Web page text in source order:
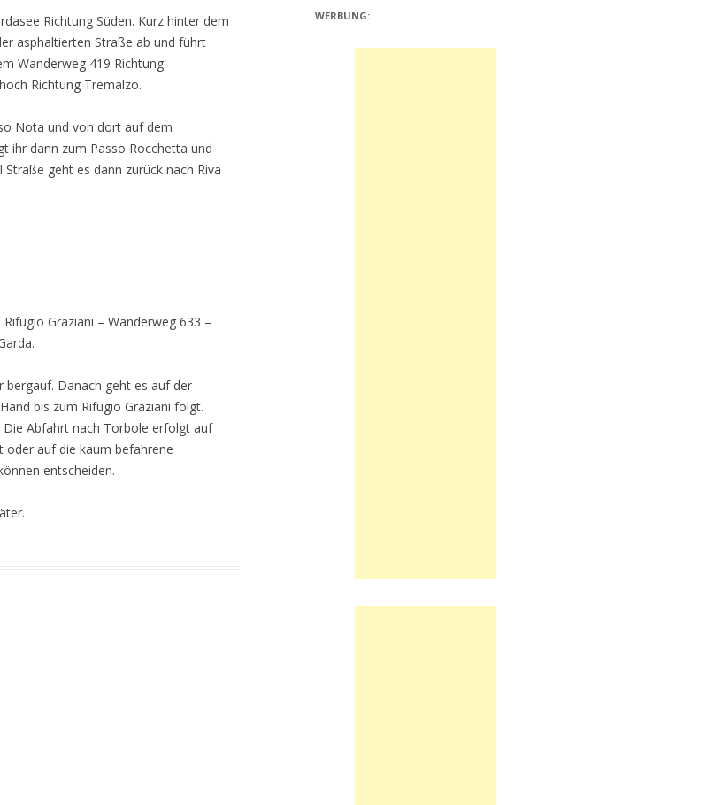
Richtung Süden. Kurz hinter dem
asphaltierten Straße ab und führt
Wanderweg 419 Richtung
Richtung Tremalzo.
Nota und von dort auf dem
ihr dann zum Passo Rocchetta und
geht es dann zurück nach Riva
Graziani – Wanderweg 633 –
bergauf. Danach geht es auf der
bis zum Rifugio Graziani folgt.
Abfahrt nach Torbole erfolgt auf
oder auf die kaum befahrene
entscheiden.
WERBUNG: